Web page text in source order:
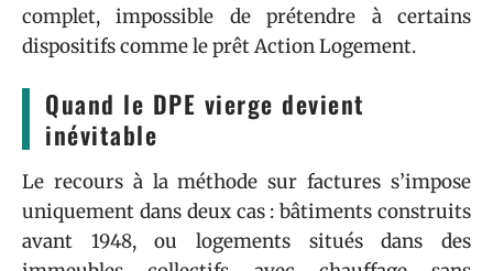
complet, impossible de prétendre à certains
dispositifs comme le prêt Action Logement.
Quand le DPE vierge devient
inévitable
Le recours à la méthode sur factures s’impose
uniquement dans deux cas : bâtiments construits
avant 1948, ou logements situés dans des